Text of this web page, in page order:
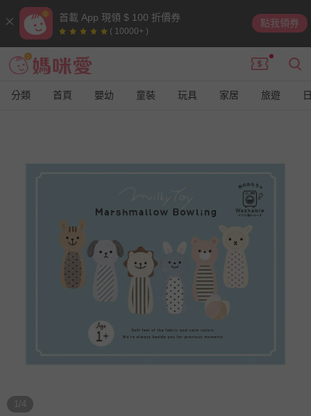
首載 App 現領 $ 100 折價券
( 10000+ )
點我領券
分類 首頁 嬰幼 童裝 玩具 家居 旅遊
1/4